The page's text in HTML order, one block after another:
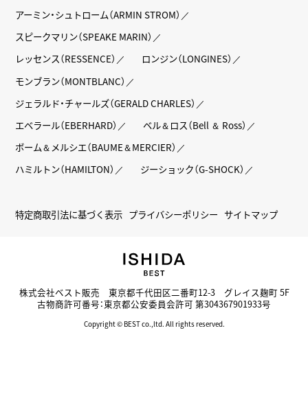
アーミン・シュトローム（ARMIN STROM）
スピークマリン（SPEAKE MARIN）
レッセンス（RESSENCE）
ロンジン（LONGINES）
モンブラン（MONTBLANC）
ジェラルド・チャールズ（GERALD CHARLES）
エベラール（EBERHARD）
ベル＆ロス（Bell ＆ Ross）
ボーム＆メルシエ（BAUME＆MERCIER）
ハミルトン（HAMILTON）
ジーショック（G-SHOCK）
特定商取引法に基づく表示 プライバシーポリシー サイトマップ
株式会社ベスト販売 東京都千代田区二番町12-3 グレイス麹町 5F
古物商許可番号：東京都公安委員会許可 第304367901933号
Copyright © BEST co.,ltd. All rights reserved.